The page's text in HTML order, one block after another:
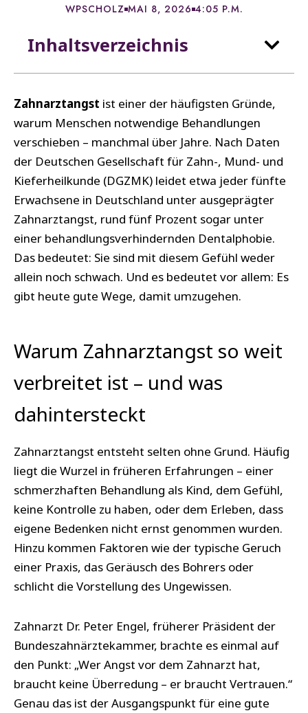
WPSCHOLZ MAI 8, 2026 4:05 P.M.
Inhaltsverzeichnis
Zahnarztangst ist einer der häufigsten Gründe,
warum Menschen notwendige Behandlungen
verschieben – manchmal über Jahre. Nach Daten
der Deutschen Gesellschaft für Zahn-, Mund- und
Kieferheilkunde (DGZMK) leidet etwa jeder fünfte
Erwachsene in Deutschland unter ausgeprägter
Zahnarztangst, rund fünf Prozent sogar unter
einer behandlungsverhindernden Dentalphobie.
Das bedeutet: Sie sind mit diesem Gefühl weder
allein noch schwach. Und es bedeutet vor allem: Es
gibt heute gute Wege, damit umzugehen.
Warum Zahnarztangst so weit
verbreitet ist – und was
dahintersteckt
Zahnarztangst entsteht selten ohne Grund. Häufig
liegt die Wurzel in früheren Erfahrungen – einer
schmerzhaften Behandlung als Kind, dem Gefühl,
keine Kontrolle zu haben, oder dem Erleben, dass
eigene Bedenken nicht ernst genommen wurden.
Hinzu kommen Faktoren wie der typische Geruch
einer Praxis, das Geräusch des Bohrers oder
schlicht die Vorstellung des Ungewissen.
Zahnarzt Dr. Peter Engel, früherer Präsident der
Bundeszahnärztekammer, brachte es einmal auf
den Punkt: „Wer Angst vor dem Zahnarzt hat,
braucht keine Überredung – er braucht Vertrauen.“
Genau das ist der Ausgangspunkt für eine gute